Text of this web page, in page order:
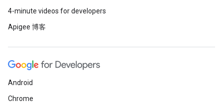
4-minute videos for developers
Apigee 博客
Android
Chrome